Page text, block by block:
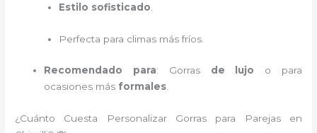
Estilo sofisticado
Perfecta para climas más fríos.
Recomendado para: Gorras de lujo o para
ocasiones más formales.
¿Cuánto Cuesta Personalizar Gorras para Parejas en